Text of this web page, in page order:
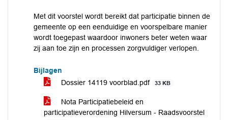
Met dit voorstel wordt bereikt dat participatie binnen de
gemeente op een eenduidige en voorspelbare manier
wordt toegepast waardoor inwoners beter weten waar
zij aan toe zijn en processen zorgvuldiger verlopen.
Bijlagen
Dossier 14119 voorblad.pdf
33 KB
Nota Participatiebeleid en
participatieverordening Hilversum - Raadsvoorstel